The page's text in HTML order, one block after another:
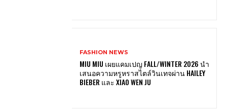
FASHION NEWS
MIU MIU เผยแคมเปญ FALL/WINTER 2026 นำ
เสนอความหรูหราสไตล์วินเทจผ่าน HAILEY
BIEBER และ XIAO WEN JU